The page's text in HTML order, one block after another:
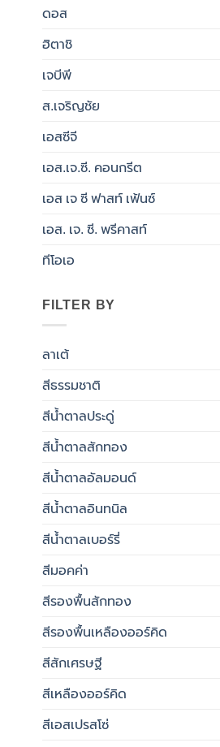
ดอส
ฮิตาชิ
เจบีพี
ส.เจริญชัย
เอสซีจี
เอส.เจ.ซี. คอนกรีต
เอส เจ ซี ฟาสท์ เฟ้นซ์
เอส. เจ. ซี. พรีคาสท์
ทีโอเอ
FILTER BY
ลาเต้
สีธรรมชาติ
สีน้ำตาลประดู่
สีน้ำตาลสักทอง
สีน้ำตาลอัลมอนด์
สีน้ำตาลอินทนิล
สีน้ำตาลเบอร์รี่
สีมอคค่า
สีรองพื้นสักทอง
สีรองพื้นเหลืองออร์คิด
สีสักเศรษฐี
สีเหลืองออร์คิด
สีเอสเปรสโซ่